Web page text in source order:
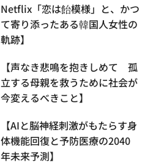
Netflix「恋は飴模様」と、かつ
て寄り添ったある韓国人女性の
軌跡】
【声なき悲鳴を抱きしめて 孤
立する母親を救うために社会が
今変えるべきこと】
【AIと脳神経刺激がもたらす身
体機能回復と予防医療の2040
年未来予測】